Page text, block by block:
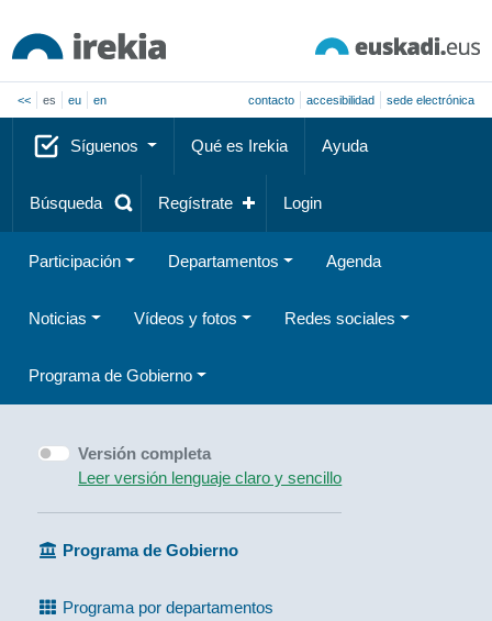
<< es eu en contacto accesibilidad sede electrónica
Síguenos Qué es Irekia Ayuda
Búsqueda Regístrate Login
Participación Departamentos Agenda
Noticias Vídeos y fotos Redes sociales
Programa de Gobierno
Versión completa
Leer versión lenguaje claro y sencillo
Programa de Gobierno
Programa por departamentos